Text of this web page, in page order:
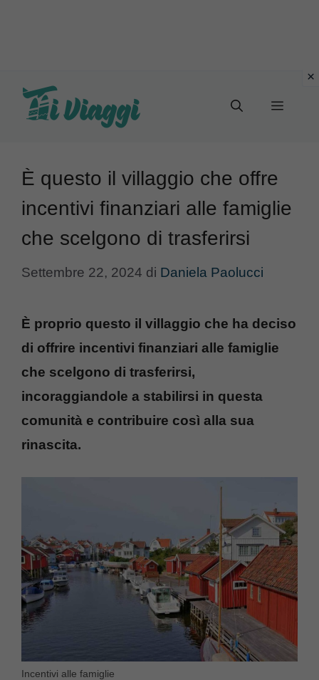
Menu
È questo il villaggio che offre
incentivi finanziari alle famiglie
che scelgono di trasferirsi
Settembre 22, 2024 di Daniela Paolucci
È proprio questo il villaggio che ha deciso
di offrire incentivi finanziari alle famiglie
che scelgono di trasferirsi,
incoraggiandole a stabilirsi in questa
comunità e contribuire così alla sua
rinascita.
Incentivi alle famiglie